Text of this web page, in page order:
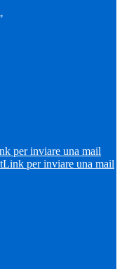
per inviare una mail
Link per inviare una mail